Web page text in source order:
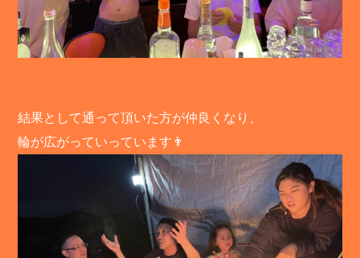
結果として通って頂いた方が仲良くなり、
輪が広がっていっています👨‍